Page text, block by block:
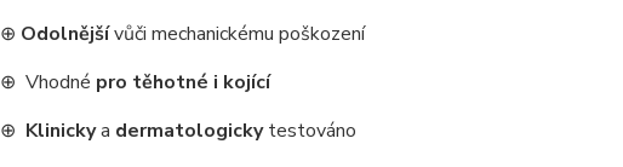
⊕ Odolnějšívůči mechanickému poškození
⊕ Vhodné pro těhotné i kojící
⊕ Klinickya dermatologickytestováno